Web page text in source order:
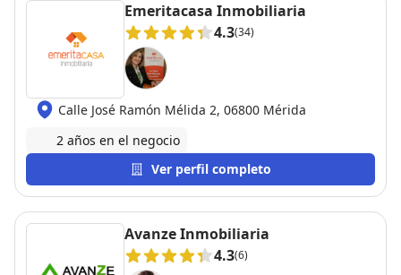
Emeritacasa Inmobiliaria
4.3(34)
Calle José Ramón Mélida 2, 06800 Mérida
2 años en el negocio
Ver perfil completo
Avanze Inmobiliaria
4.3(6)